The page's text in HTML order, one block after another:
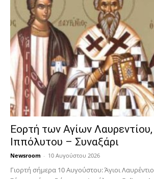
Εορτή των Αγίων
Ιππόλυτου – Συναξάρι
Newsroom - 10 Αυγούστου 2026
Γιορτή σήμερα 10 Αυγούστου: Άγιοι